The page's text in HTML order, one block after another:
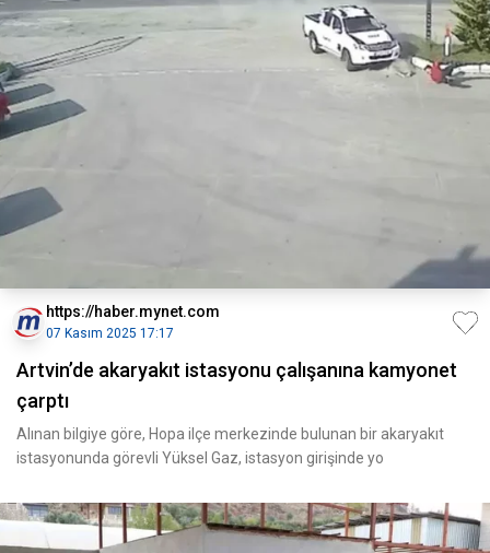
https://haber.mynet.com
07 Kasım 2025 17:17
Artvin’de akaryakıt istasyonu çalışanına kamyonet
çarptı
Alınan bilgiye göre, Hopa ilçe merkezinde bulunan bir akaryakıt
istasyonunda görevli Yüksel Gaz, istasyon girişinde yo